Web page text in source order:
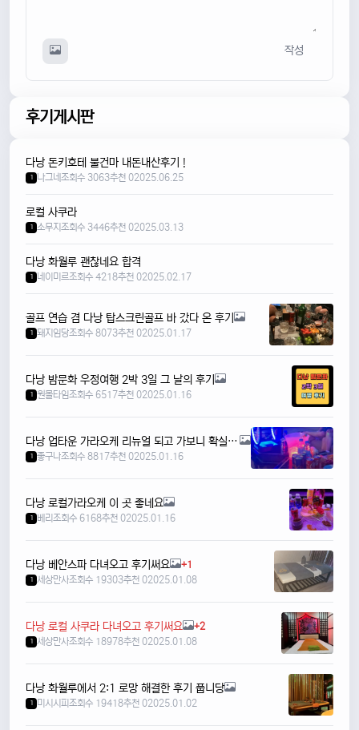
작성
후기게시판
다낭 돈키호테 불건마 내돈내산후기 !
1 나그네 조회수 3063추천 02025.06.25
로컬 사쿠라
1 소무지 조회수 3446추천 02025.03.13
다낭 화월루 괜찮네요 합격
1 네이미르조회수 4218추천 02025.02.17
골프 연습 겸 다낭 탑스크린골프 바 갔다 온 후기
1 돼지임당조회수 8073추천 02025.01.17
다낭 밤문화 우정여행 2박 3일 그 날의 후기
1 원몰타임조회수 6517추천 02025.01.16
다낭 업타운 가라오케 리뉴얼 되고 가보니 확실히 다른 후기
1 좋구나조회수 8817추천 02025.01.16
다낭 로컬가라오케 이 곳 좋네요
1 베리 조회수 6168추천 02025.01.16
다낭 베안스파 다녀오고 후기써요 +1
1 세상만사조회수 19303추천 02025.01.08
다낭 로컬 사쿠라 다녀오고 후기써요 +2
1 세상만사조회수 18978추천 02025.01.08
다낭 화월루에서 2:1 로망 해결한 후기 풉니당
1 미시시피 조회수 19418추천 02025.01.02